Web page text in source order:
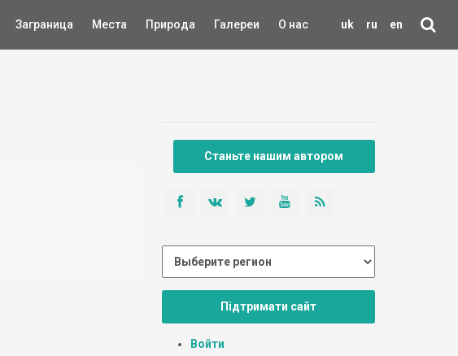
uk ru en
Заграница Места Природа Галереи О нас
Станьте нашим автором
Підтримати сайт
Войти